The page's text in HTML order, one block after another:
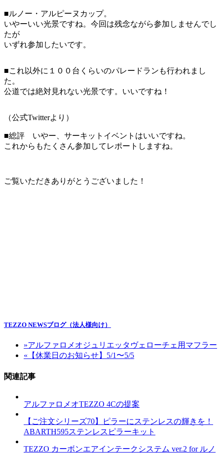
■ルノー・アルピーヌカップ。
いやーいい光景ですね。今回は残念ながら参加しませんでし
たが
いずれ参加したいです。
■これ以外に１００台くらいのパレードランも行われまし
た。
公道では絶対見れない光景です。いいですね！
（公式Twitterより）
■総評 いやー、サーキットイベントはいいですね。
これからもたくさん参加してレポートしますね。
ご覧いただきありがとうございました！
TEZZO NEWSブログ（法人様向け）
»アルファロメオジュリエッタヴェローチェ用マフラー
« 【休業日のお知らせ】5/1〜5/5
関連記事
アルファロメオTEZZO 4Cの提案
【ご注文シリーズ70】ピラーにステンレスの輝きを！
ABARTH595ステンレスピラーキット
TEZZO カーボンエアインテークシステム ver.2 for ルノ